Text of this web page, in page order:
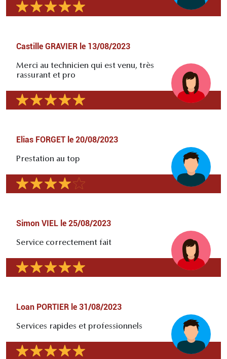
Castille GRAVIER le 13/08/2023
Merci au technicien qui est venu, très
rassurant et pro
Elias FORGET le 20/08/2023
Prestation au top
Simon VIEL le 25/08/2023
Service correctement fait
Loan PORTIER le 31/08/2023
Services rapides et professionnels